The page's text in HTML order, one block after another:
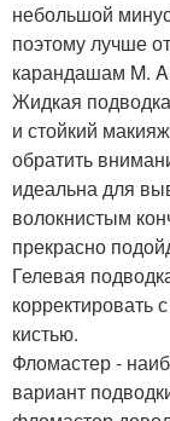
небольшой
поэтому лучше
карандашам M.
Жидкая
и стойкий
обратить
идеальна для
волокнистым
прекрасно
Гелевая
корректировать
кистью.
Фломастер -
вариант